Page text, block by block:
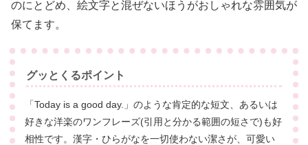
のにとどめ、絵文字と混ぜないほうがおしゃれな雰囲気が
保てます。
グッとくるポイント
「Today is a good day.」のような肯定的な短文、あるいは
好きな洋楽のワンフレーズ(引用と分かる範囲の短さで)も好
相性です。漢字・ひらがなを一切使わない潔さが、可愛い